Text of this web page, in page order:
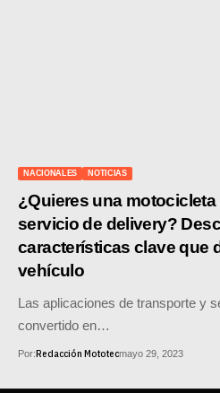
NACIONALES NOTICIAS
¿Quieres una motocicleta
servicio de delivery?
características clave que
vehículo
Las aplicaciones de transporte y
convertido en…
Por:Redacción Mototecmayo 29, 2023